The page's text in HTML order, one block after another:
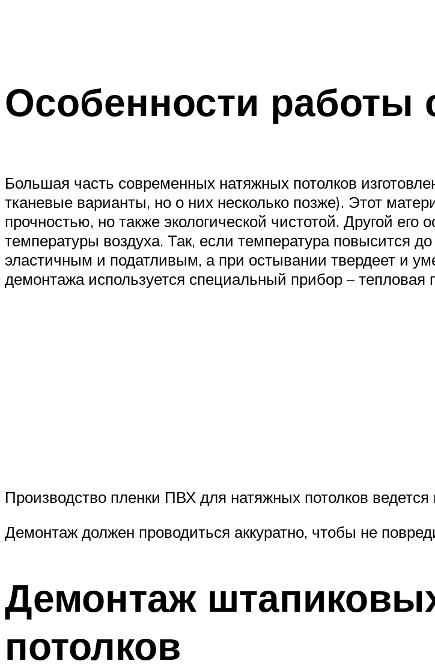
Особенности работы
Большая часть современных натяжных потолков
тканевые варианты, но о них несколько позже). Этот
прочностью, но также экологической чистотой. Другой
температуры воздуха. Так, если температура повысится
эластичным и податливым, а при остывании твердеет и
демонтажа используется специальный прибор –
Производство пленки ПВХ для натяжных потолков
Демонтаж должен проводиться аккуратно, чтобы не
Демонтаж
потолков